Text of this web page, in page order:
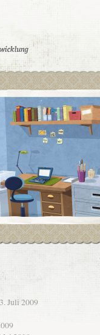
Juli 2009